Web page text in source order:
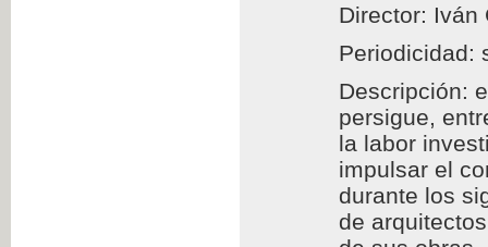
Director: Iván
Periodicidad:
Descripción:
persigue,
la labor
impulsar el
durante los
de